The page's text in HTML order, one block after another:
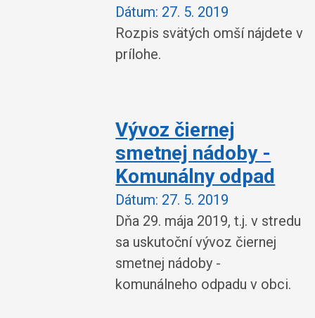
Dátum: 27. 5. 2019
Rozpis svätých omší nájdete v
prílohe.
Vývoz čiernej
smetnej nádoby -
Komunálny odpad
Dátum: 27. 5. 2019
Dňa 29. mája 2019, t.j. v stredu
sa uskutoční vývoz čiernej
smetnej nádoby -
komunálneho odpadu v obci.